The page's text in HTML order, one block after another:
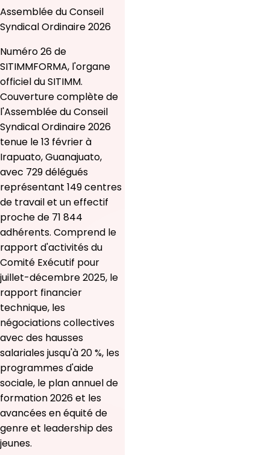
Assemblée du Conseil
Syndical Ordinaire 2026
Numéro 26 de
SITIMMFORMA, l'organe
officiel du SITIMM.
Couverture complète de
l'Assemblée du Conseil
Syndical Ordinaire 2026
tenue le 13 février à
Irapuato, Guanajuato,
avec 729 délégués
représentant 149 centres
de travail et un effectif
proche de 71 844
adhérents. Comprend le
rapport d'activités du
Comité Exécutif pour
juillet-décembre 2025, le
rapport financier
technique, les
négociations collectives
avec des hausses
salariales jusqu'à 20 %, les
programmes d'aide
sociale, le plan annuel de
formation 2026 et les
avancées en équité de
genre et leadership des
jeunes.